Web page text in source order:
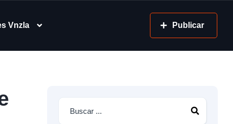
Vnzla Publicar